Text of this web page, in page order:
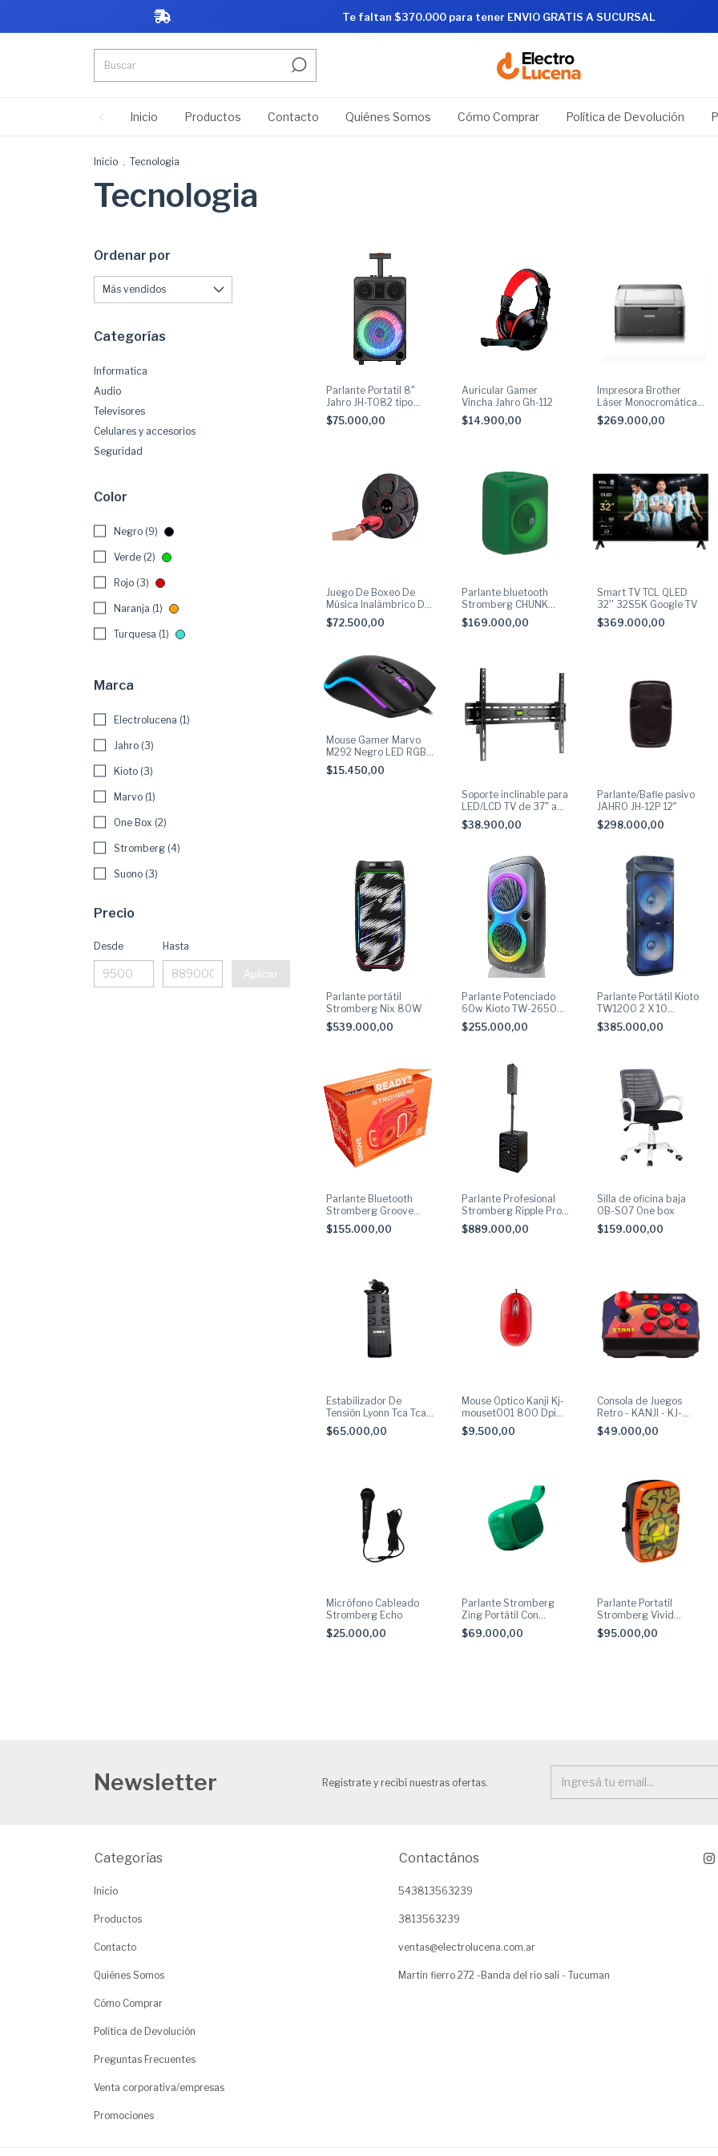
Inicio Productos Contacto Quiénes Somos Cómo Comprar Política de Devolución
Inicio . Tecnologia
Tecnologia
Ordenar por
Categorías
Informatica
Audio
Televisores
Celulares y accesorios
Seguridad
Color
Negro (9)
Verde (2)
Rojo (3)
Naranja (1)
Turquesa (1)
Marca
Electrolucena (1)
Jahro (3)
Kioto (3)
Marvo (1)
One Box (2)
Stromberg (4)
Suono (3)
Precio
Desde Hasta
Aplicar
Parlante Portatil 8"
Jahro JH-T082 tipo
carry
$75.000,00
Auricular Gamer
Vincha Jahro Gh-112
$14.900,00
Impresora Brother
Láser Monocromática
Hl-1212w 21Ppm -
BROTHER
$269.000,00
Juego De Boxeo De
Música Inalámbrico De
Pared SUONO
GAM0123
$72.500,00
Parlante bluetooth
Stromberg CHUNK
25W Verde
$169.000,00
Smart TV TCL QLED
32'' 32S5K Google TV
$369.000,00
Mouse Gamer Marvo
M292 Negro LED RGB
8000 DPI Óptico 7
Botones Ambidiestro
$15.450,00
Soporte inclinable para
LED/LCD TV de 37" a
86" OB-I37
$38.900,00
Parlante/Bafle pasivo
JAHRO JH-12P 12″
$298.000,00
Parlante portátil
Stromberg Nix 80W
$539.000,00
Parlante Potenciado
60w Kioto TW-2650
BP
$255.000,00
Parlante Portátil Kioto
TW1200 2 X 10
50Watts RMS
$385.000,00
Parlante Bluetooth
Stromberg Groove
30W RMS
$155.000,00
Parlante Profesional
Stromberg Ripple Pro
Torre de Sonido 400w
Rms
$889.000,00
Silla de oficina baja
OB-SO7 One box
$159.000,00
Estabilizador De
Tensión Lyonn Tca Tca-
2000nv 2000va
Negro
$65.000,00
Mouse Optico Kanji Kj-
mouset001 800 Dpi
Luz Led - Red
$9.500,00
Consola de Juegos
Retro - KANJI - KJ-
START
$49.000,00
Micrófono Cableado
Stromberg Echo
$25.000,00
Parlante Stromberg
Zing Portátil Con
Bluetooth 2hs De Bat
Verde Con Gris
$69.000,00
Parlante Portatil
Stromberg Vivid
Bluetooth 25w Rms
Naranja
$95.000,00
Newsletter Registrate y recibí nuestras ofertas.
Categorías
Inicio
Productos
Contacto
Quiénes Somos
Cómo Comprar
Política de Devolución
Preguntas Frecuentes
Venta corporativa/empresas
Promociones
Contactános
543813563239
3813563239
ventas@electrolucena.com.ar
Martin fierro 272 -Banda del rio sali - Tucuman
Te faltan $370.000 para tener ENVIO GRATIS A SUCURSAL